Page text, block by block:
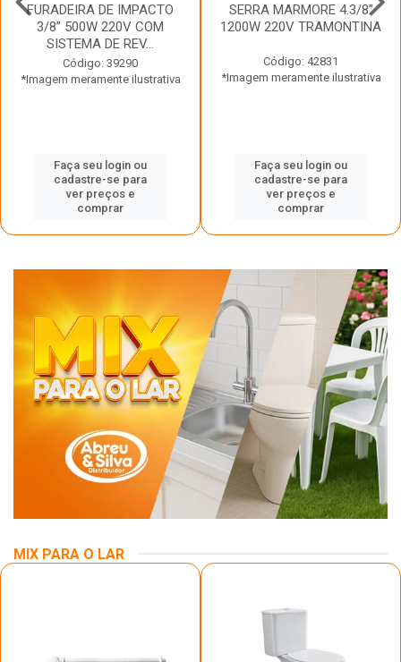
FURADEIRA DE IMPACTO
3/8” 500W 220V COM
SISTEMA DE REV...
Código: 39290
*Imagem meramente ilustrativa
Faça seu login ou
cadastre-se para
ver preços e
comprar
SERRA MARMORE 4.3/8”
1200W 220V TRAMONTINA
Código: 42831
*Imagem meramente ilustrativa
Faça seu login ou
cadastre-se para
ver preços e
comprar
MIX PARA O LAR